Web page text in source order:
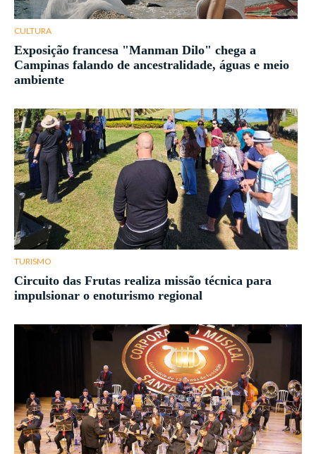
CULTURA
Exposição francesa "Manman Dilo" chega a
Campinas falando de ancestralidade, águas e meio
ambiente
TURISMO
Circuito das Frutas realiza missão técnica para
impulsionar o enoturismo regional